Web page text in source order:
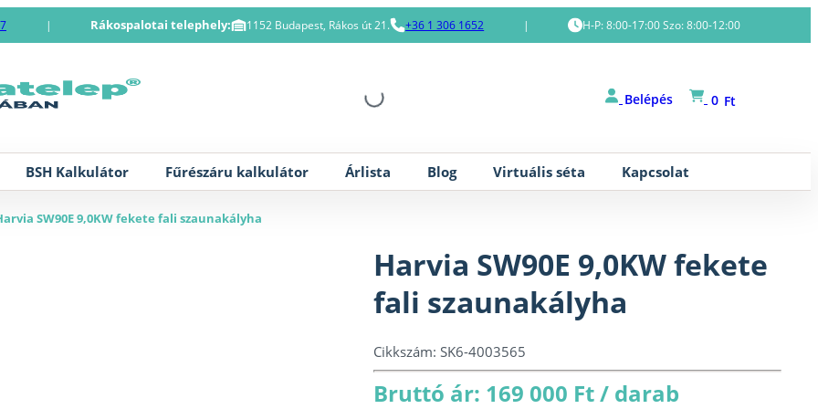
| Rákospalotai telephely: 1152 Budapest, Rákos út 21. +36 1 306 1652 | H-P: 8:00-17:00 Szo: 8:00-12:00
Belépés 0 Ft
BSH Kalkulátor Fűrészáru kalkulátor Árlista Blog Virtuális séta Kapcsolat
SW90E 9,0KW fekete fali szaunakályha
Harvia SW90E 9,0KW fekete
fali szaunakályha
Cikkszám: SK6-4003565
Bruttó ár: 169 000 Ft / darab